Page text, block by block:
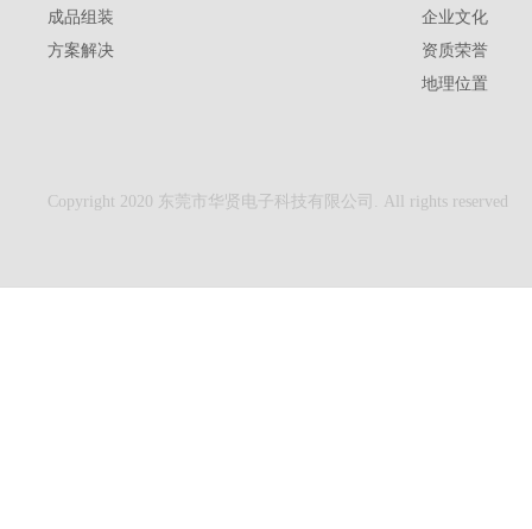
成品组装
方案解决
企业文化
资质荣誉
地理位置
Copyright 2020 东莞市华贤电子科技有限公司. All rights reserved